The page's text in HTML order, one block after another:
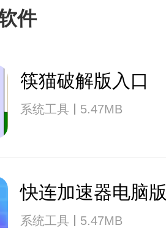
件
筷猫破解版入口
系统工具 5.47MB
快连加速器电脑版
系统工具 5.47MB